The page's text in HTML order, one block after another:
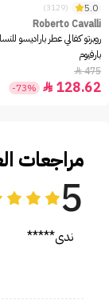
5.0
(3129)
Roberto Cavalli
روبرتو كفالي عطر باراديسو
بارفيوم
475

128.62

-73%
مراجعات
5
ندى*****